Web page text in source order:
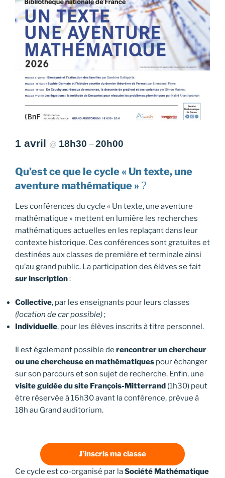
1 avril @ 18h30 – 20h00
Qu’est ce que le cycle « Un texte, une
aventure mathématique » ?
Les conférences du cycle « Un texte, une aventure
mathématique » mettent en lumière les recherches
mathématiques actuelles en les replaçant dans leur
contexte historique. Ces conférences sont gratuites et
destinées aux classes de première et terminale ainsi
qu’au grand public. La participation des élèves se fait
sur inscription:
Collective, par les enseignants pour leurs classes
(location de car possible);
Individuelle, pour les élèves inscrits à titre personnel.
Il est également possible de rencontrer un chercheur
ou une chercheuse en mathématiques pour échanger
sur son parcours et son sujet de recherche. Enfin, une
visite guidée du site François-Mitterrand (1h30) peut
être réservée à 16h30 avant la conférence, prévue à
18h au Grand auditorium.
J’inscris ma classe
Ce cycle est co-organisé par laSociété Mathématique